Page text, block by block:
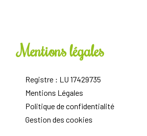
Mentions légales
Registre : LU 17429735
Mentions Légales
Politique de confidentialité
Gestion des cookies